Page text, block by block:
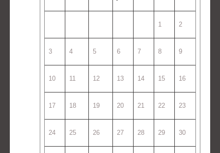
1 2
3 4 5 6 7 8 9
10 11 12 13 14 15 16
17 18 19 20 21 22 23
24 25 26 27 28 29 30